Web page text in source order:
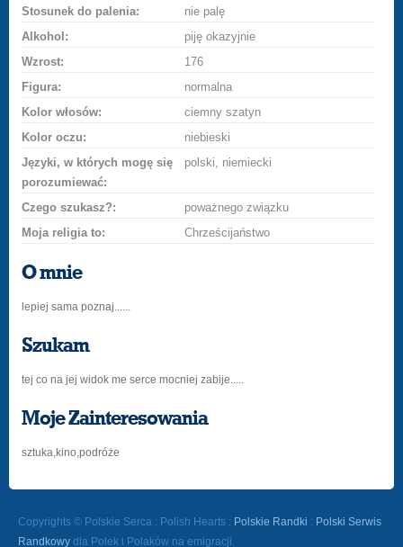
Stosunek do palenia:
nie palę
Alkohol:
piję okazyjnie
Wzrost:
176
Figura:
normalna
Kolor włosów:
ciemny szatyn
Kolor oczu:
niebieski
Języki, w których mogę się
porozumiewać:
polski, niemiecki
Czego szukasz?:
poważnego związku
Moja religia to:
Chrześcijaństwo
O mnie
lepiej sama poznaj......
Szukam
tej co na jej widok me serce mocniej zabije.....
Moje Zainteresowania
sztuka,kino,podróże
Copyrights © Polskie Serca : Polish Hearts : Polskie Randki : Polski Serwis
Randkowy dla Polek i Polaków na emigracji.